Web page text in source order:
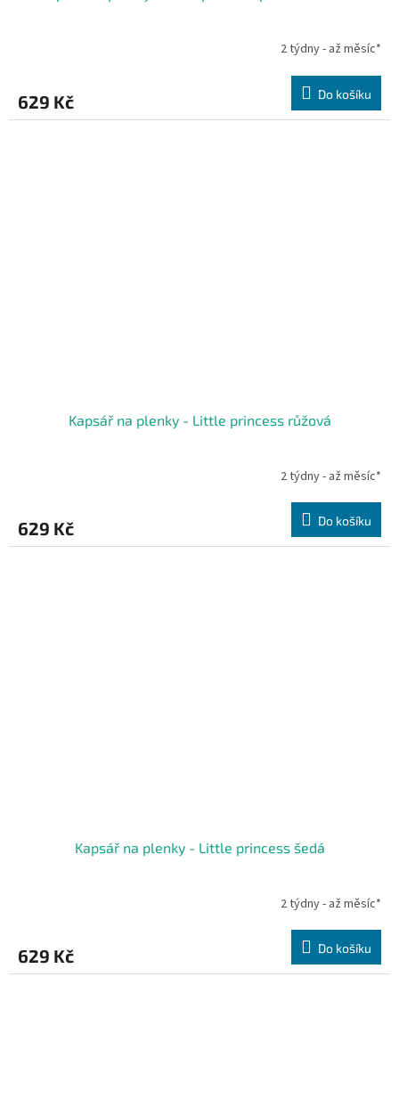
2 týdny - až měsíc*
629 Kč Do košíku
Kapsář na plenky - Little princess růžová
2 týdny - až měsíc*
629 Kč Do košíku
Kapsář na plenky - Little princess šedá
2 týdny - až měsíc*
629 Kč Do košíku